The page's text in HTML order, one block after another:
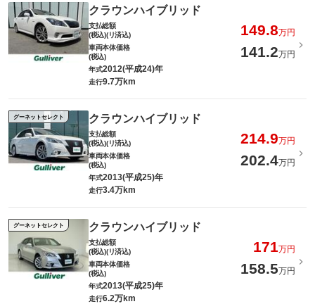
クラウンハイブリッド
支払総額
(税込)(リ済込)
149.8万円
車両本体価格
(税込)
141.2万円
年式2012(平成24)年
走行9.7万km
グーネットセレクト クラウンハイブリッド
支払総額
(税込)(リ済込)
214.9万円
車両本体価格
(税込)
202.4万円
年式2013(平成25)年
走行3.4万km
グーネットセレクト クラウンハイブリッド
支払総額
(税込)(リ済込)
171万円
車両本体価格
(税込)
158.5万円
年式2013(平成25)年
走行6.2万km